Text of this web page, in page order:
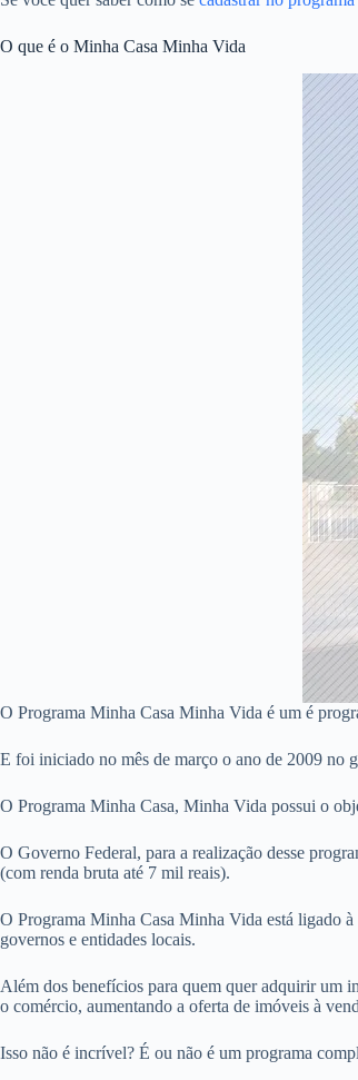
O que é o Minha Casa Minha Vida
O Programa Minha Casa Minha Vida é um é
E foi iniciado no mês de março o ano de 2009 no
O Programa Minha Casa, Minha Vida possui o
O Governo Federal, para a realização desse
(com renda bruta até 7 mil reais).
O Programa Minha Casa Minha Vida está ligado
governos e entidades locais.
Além dos benefícios para quem quer adquirir um
o comércio, aumentando a oferta de imóveis à
Isso não é incrível? É ou não é um programa